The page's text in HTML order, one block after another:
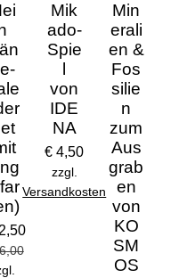
Mik
ado-
Spie
von
IDE
NA
€ 4,50
zzgl.
Versandkosten
Min
erali
en &
Fos
silie
n
zum
Aus
grab
en
von
KO
SM
OS